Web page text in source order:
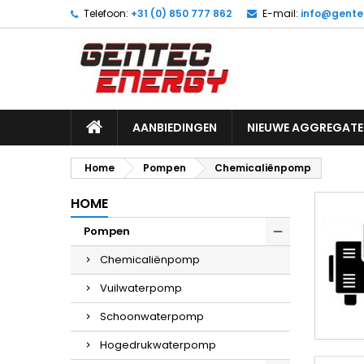
Telefoon: +31 (0) 850 777 862 E-mail:
AANBIEDINGEN NIEUWE
Home Pompen Chemicaliënpomp
HOME
Pompen
Chemicaliënpomp
Vuilwaterpomp
Schoonwaterpomp
Hogedrukwaterpomp